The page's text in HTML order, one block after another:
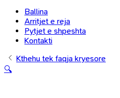
Ballina
Arritjet e reja
Pytjet e shpeshta
Kontakti
Kthehu tek faqja kryesore
🔍